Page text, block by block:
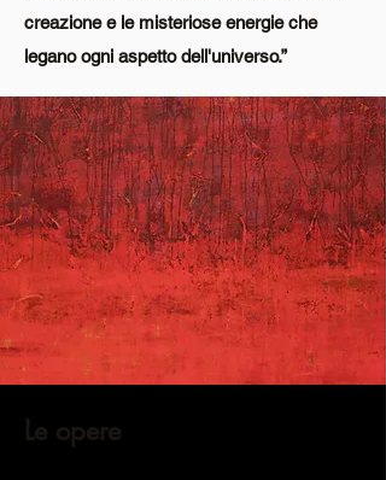
creazione e le misteriose energie che
legano ogni aspetto dell'universo.”
Le opere